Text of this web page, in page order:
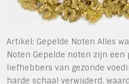
Artikel: Gepelde Noten Alles
Noten Gepelde noten zijn
liefhebbers van gezonde
harde schaal verwijderd,